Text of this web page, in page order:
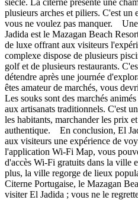
siècle. La citerne présente une
plusieurs arches et piliers. C'est
vous ne voulez pas manquer.
Jadida est le Mazagan Beach
de luxe offrant aux visiteurs
complexe dispose de plusieurs
golf et de plusieurs restaurants.
détendre après une journée
êtes amateur de marchés, vous
Les souks sont des marchés
aux artisanats traditionnels. C'est
les habitants, marchander les prix
authentique. En conclusion, El
aux visiteurs une expérience de
l'application Wi-Fi Map, vous
d'accès Wi-Fi gratuits dans la ville
plus, la ville regorge de lieux
Citerne Portugaise, le Mazagan
visiter El Jadida ; vous ne le